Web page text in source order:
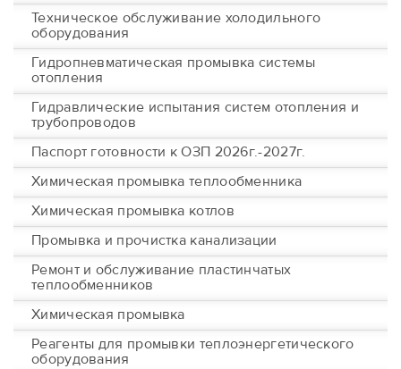
Техническое обслуживание холодильного
оборудования
Гидропневматическая промывка системы
отопления
Гидравлические испытания систем отопления и
трубопроводов
Паспорт готовности к ОЗП 2026г.-2027г.
Химическая промывка теплообменника
Химическая промывка котлов
Промывка и прочистка канализации
Ремонт и обслуживание пластинчатых
теплообменников
Химическая промывка
Реагенты для промывки теплоэнергетического
оборудования